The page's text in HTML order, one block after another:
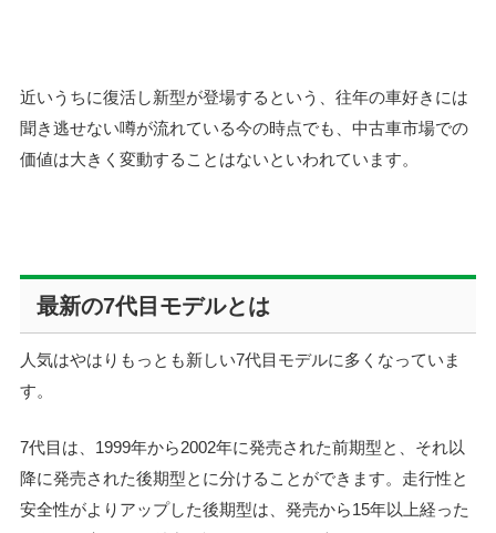
近いうちに復活し新型が登場するという、往年の車好きには
聞き逃せない噂が流れている今の時点でも、中古車市場での
価値は大きく変動することはないといわれています。
最新の7代目モデルとは
人気はやはりもっとも新しい7代目モデルに多くなっていま
す。
7代目は、1999年から2002年に発売された前期型と、それ以
降に発売された後期型とに分けることができます。走行性と
安全性がよりアップした後期型は、発売から15年以上経った